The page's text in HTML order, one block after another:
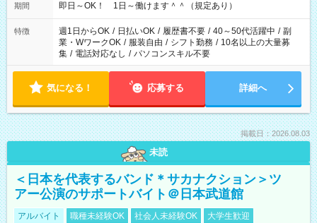
期間 即日～OK！ 1日～働けます＾＾（規定あり）
特徴 週1日からOK / 日払いOK / 履歴書不要 / 40～50代活躍中 / 副
業・WワークOK / 服装自由 / シフト勤務 / 10名以上の大量募
集 / 電話対応なし / パソコンスキル不要
気になる！ 応募する 詳細へ
掲載日：2026.08.03
未読
＜日本を代表するバンド＊サカナクション＞ツ
アー公演のサポートバイト＠日本武道館
アルバイト 職種未経験OK 社会人未経験OK
大学生歓迎